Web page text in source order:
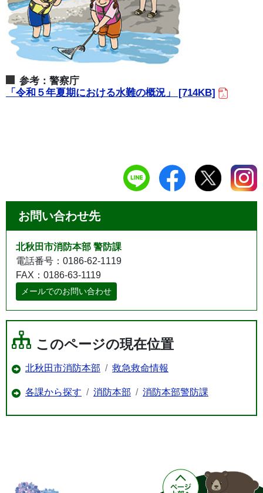
参考：警察庁
「令和５年夏期における水難の概況」 [714KB]
お問い合わせ先
北秋田市消防本部 警防課
電話番号：0186-62-1119
FAX：0186-63-1119
メールでのお問い合わせ
このページの現在位置
北秋田市消防本部 救急救命情報
各課から探す 消防本部 消防本部警防課